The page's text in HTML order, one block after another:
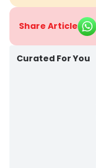
Share Article
Curated For You